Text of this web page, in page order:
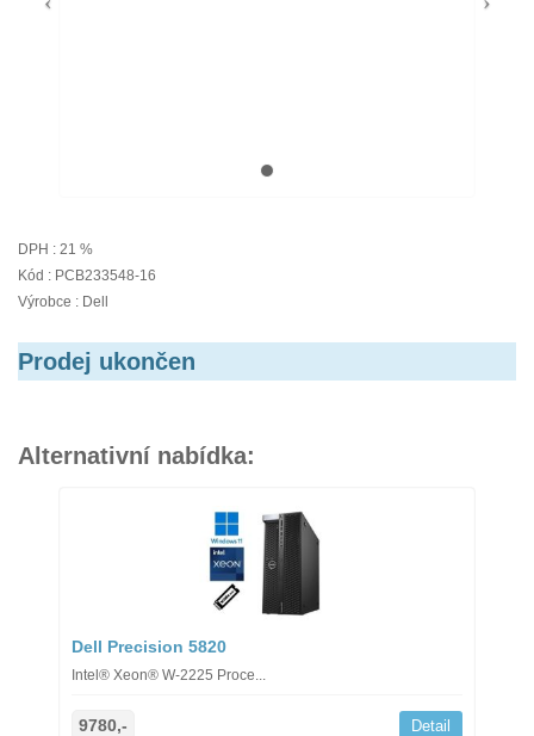
DPH : 21 %
Kód : PCB233548-16
Výrobce : Dell
Prodej ukončen
Alternativní nabídka:
Dell Precision 5820
Intel® Xeon® W-2225 Proce...
9780,- Detail